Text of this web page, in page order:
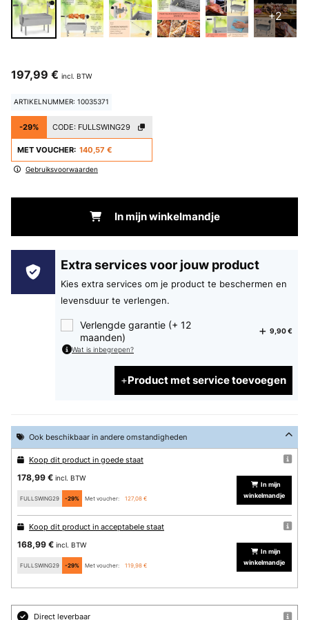
+2
197,99 € incl. BTW
ARTIKELNUMMER: 10035371
-29% CODE: FULLSWING29
MET VOUCHER: 140,57 €
Gebruiksvoorwaarden
In mijn winkelmandje
Extra services voor jouw product
Kies extra services om je product te beschermen en
levensduur te verlengen.
Verlengde garantie (+ 12
maanden)
9,90 €
Wat is inbegrepen?
Product met service toevoegen
Ook beschikbaar in andere omstandigheden
Koop dit product in goede staat
178,99 € incl. BTW
FULLSWING29 -29% Met voucher: 127,08 €
In mijn
winkelmandje
Koop dit product in acceptabele staat
168,99 € incl. BTW
FULLSWING29 -29% Met voucher: 119,98 €
In mijn
winkelmandje
Direct leverbaar